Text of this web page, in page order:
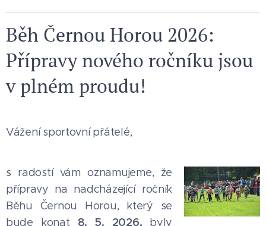
Běh Černou Horou 2026:
Přípravy nového ročníku jsou
v plném proudu!
Vážení sportovní přátelé,
s radostí vám oznamujeme, že
přípravy na nadcházející ročník
Běhu Černou Horou, který se
bude konat 8. 5. 2026, byly